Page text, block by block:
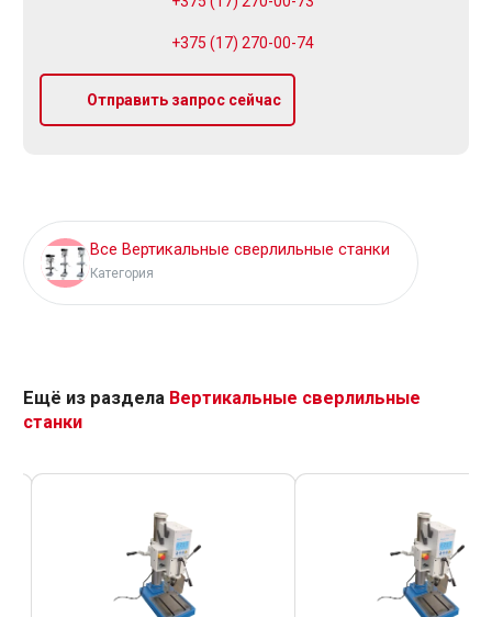
+375 (17) 270-00-74
Отправить запрос сейчас
Все Вертикальные сверлильные станки
Категория
Ещё из раздела Вертикальные сверлильные
станки